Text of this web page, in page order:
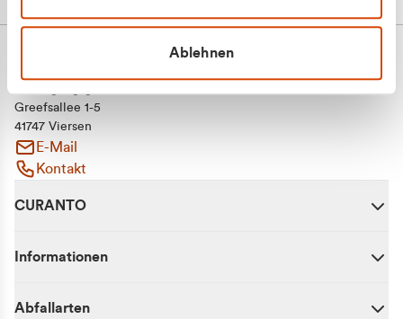
Ablehnen
Greefsallee 1-5
41747 Viersen
E-Mail
Kontakt
CURANTO
Informationen
Abfallarten